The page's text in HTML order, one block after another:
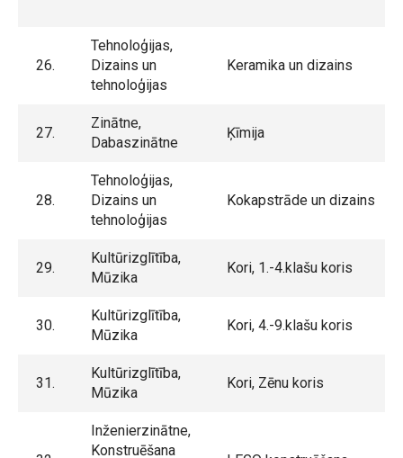
26.
Tehnoloģijas,
Dizains un
tehnoloģijas
Keramika un dizains
27.
Zinātne,
Dabaszinātne
Ķīmija
28.
Tehnoloģijas,
Dizains un
tehnoloģijas
Kokapstrāde un dizains
29.
Kultūrizglītība,
Mūzika
Kori, 1.-4.klašu koris
30.
Kultūrizglītība,
Mūzika
Kori, 4.-9.klašu koris
31.
Kultūrizglītība,
Mūzika
Kori, Zēnu koris
Inženierzinātne,
Konstruēšana